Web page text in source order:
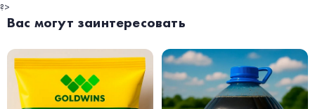
?>
Вас могут заинтересовать